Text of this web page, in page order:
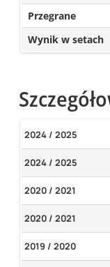
Przegrane
Wynik w setach
2024 / 2025
2024 / 2025
2020 / 2021
2020 / 2021
2019 / 2020